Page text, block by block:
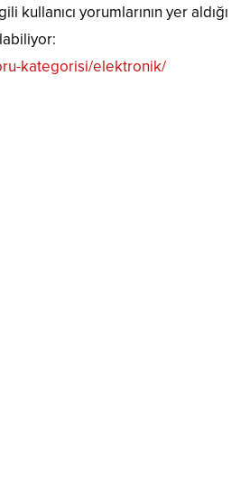
kullanıcı yorumlarının yer aldığı
kategorisi/elektronik/